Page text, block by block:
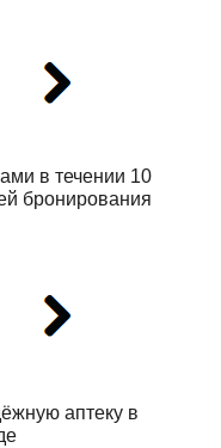
в течении 10
бронирования
аптеку в